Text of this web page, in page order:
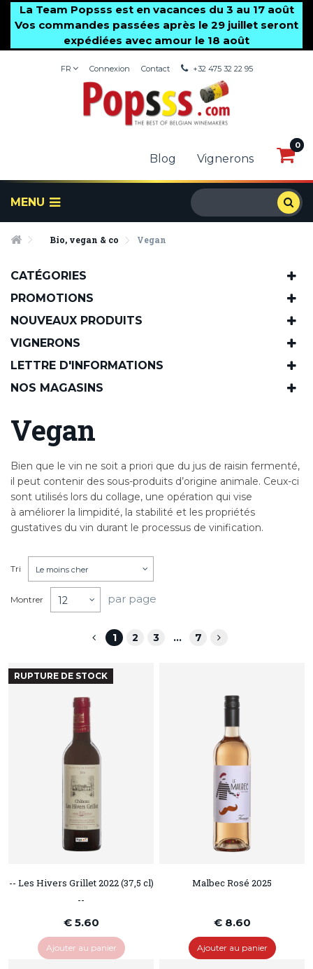
La Team Popsss est en vacances du 3 au 17 août
Vos commandes passées après le 29 juillet seront
expédiées avec amour le 18 août
FR Connexion Contact +32 475 32 22 95
Blog Vignerons
0
0
MENU
Bio, vegan & co Vegan
CATÉGORIES
PROMOTIONS
NOUVEAUX PRODUITS
VIGNERONS
LETTRE D'INFORMATIONS
NOS MAGASINS
Vegan
Bien que le vin ne soit a priori que du jus de raisin fermenté,
il peut contenir des sous-produits d’origine animale. Ceux-ci
sont utilisés lors du collage, une opération qui vise
à améliorer la limpidité, la stabilité et les propriétés
gustatives du vin durant le processus de vinification.
Tri Le moins cher
Montrer 12 par page
1 2 3 ... 7
RUPTURE DE STOCK
-- Les Hivers Grillet 2022 (37,5 cl)
--
€ 5.60
Ajouter au panier
Malbec Rosé 2025
€ 8.60
Ajouter au panier